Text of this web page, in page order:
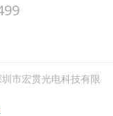
市宏贯光电科技有限